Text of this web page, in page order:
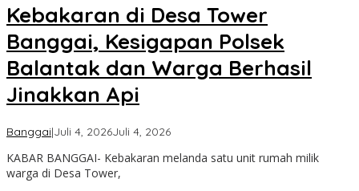
Kebakaran di Desa Tower
Banggai, Kesigapan Polsek
Balantak dan Warga Berhasil
Jinakkan Api
Banggai|Juli 4, 2026Juli 4, 2026oleh
Kabar
KABAR BANGGAI- Kebakaran melanda satu unit rumah milik
warga di Desa Tower,